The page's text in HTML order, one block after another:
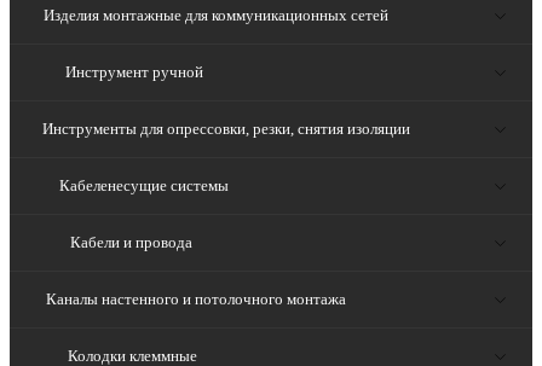
Изделия монтажные для коммуникационных сетей
Инструмент ручной
Инструменты для опрессовки, резки, снятия изоляции
Кабеленесущие системы
Кабели и провода
Каналы настенного и потолочного монтажа
Колодки клеммные